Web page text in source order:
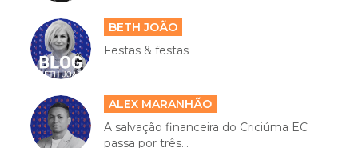
BETH JOÃO
Festas & festas
ALEX MARANHÃO
A salvação financeira do Criciúma EC
passa por três...